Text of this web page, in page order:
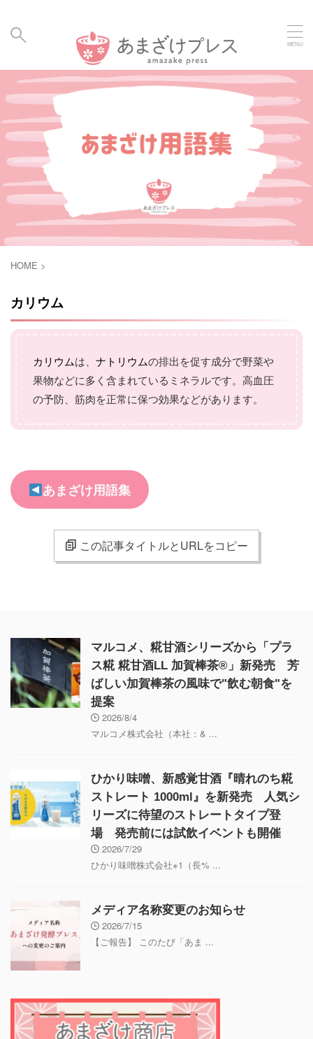
HOME >
カリウム
カリウムは、 ナトリウムの排出を促す成分で野菜や
果物などに多く含まれているミネラルです。高血圧
の予防、筋肉を正常に保つ効果などがあります。
あまざけ用語集
この記事タイトルとURLをコピー
マルコメ、糀甘酒シリーズから「プラ
ス糀 糀甘酒LL 加賀棒茶®」新発売 芳
ばしい加賀棒茶の風味で"飲む朝食"を
提案
2026/8/4
マルコメ株式会社（本社：& ...
ひかり味噌、新感覚甘酒『晴れのち糀
ストレート 1000ml』を新発売 人気シ
リーズに待望のストレートタイプ登
場 発売前には試飲イベントも開催
2026/7/29
ひかり味噌株式会社※1（長% ...
メディア名称変更のお知らせ
2026/7/15
【ご報告】 このたび「あま ...